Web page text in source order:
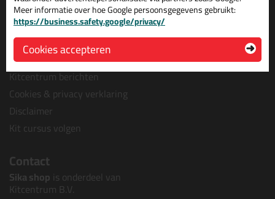
Retourneren & Annuleren
Veel gestelde vragen (FAQ)
Bestelprocedure
Algemene voorwaarden
Kitcentrum berichten
Cookies & privacy verklaring
Disclaimer
Kit cursus volgen
Winkelmand
Contact
Leverancier worden?
Contact
Sika shop is onderdeel van
Kitcentrum B.V.
Meer informatie over hoe Google persoonsgegevens gebruikt:
https://business.safety.google/privacy/
Cookies accepteren